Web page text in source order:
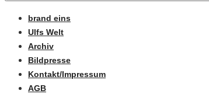
brand eins
Ulfs Welt
Archiv
Bildpresse
Kontakt/Impressum
AGB